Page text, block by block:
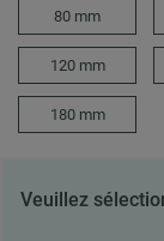
80 mm
120 mm
180 mm
Veuillez